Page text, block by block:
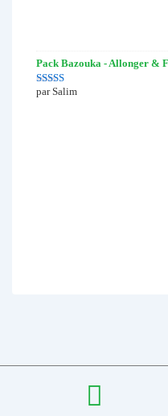
Pack Bazouka - Allonger &
Note5sur 5
par Salim